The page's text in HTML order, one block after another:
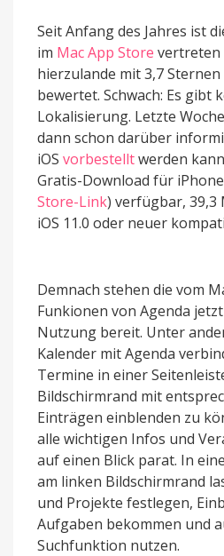
Seit Anfang des Jahres ist
im Mac App Store vertreten
hierzulande mit 3,7
bewertet. Schwach: Es gibt
Lokalisierung. Letzte
dann schon darüber
iOS vorbestelltwerden
Gratis-Download für
Store-Link) verfügbar,
iOS 11.0 oder neuer
Demnach stehen die vom
Funkionen von Agenda
Nutzung bereit. Unter
Kalender mit Agenda
Termine in einer
Bildschirmrand mit
Einträgen einblenden zu
alle wichtigen Infos und
auf einen Blick parat. In
am linken Bildschirmrand
und Projekte festlegen,
Aufgaben bekommen und
Suchfunktion nutzen.